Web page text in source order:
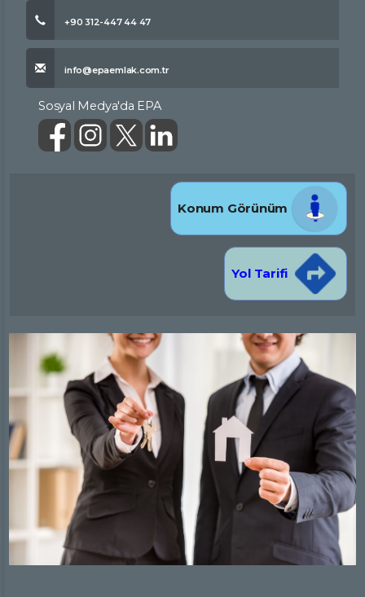
+90 312-447 44 47
info@epaemlak.com.tr
Sosyal Medya'da EPA
Konum Görünüm
Yol Tarifi